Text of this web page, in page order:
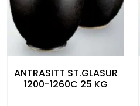
ANTRASITT ST.GLASUR
1200-1260C 25 KG